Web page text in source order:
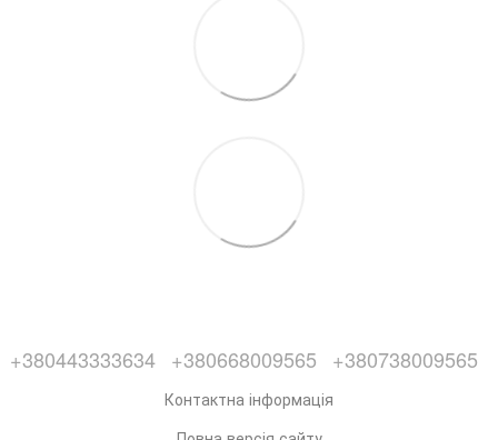
+380443333634 +380668009565 +380738009565
Контактна інформація